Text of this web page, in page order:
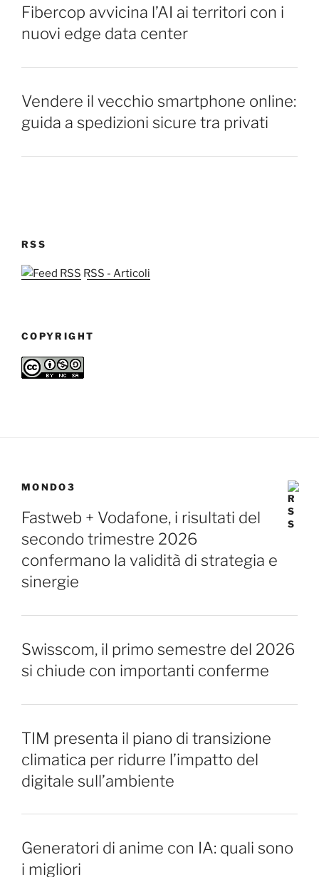
Fibercop avvicina l’AI ai territori con i
nuovi edge data center
Vendere il vecchio smartphone online:
guida a spedizioni sicure tra privati
RSS
RSS - Articoli
COPYRIGHT
MONDO3
Fastweb + Vodafone, i risultati del
secondo trimestre 2026
confermano la validità di strategia e
sinergie
Swisscom, il primo semestre del 2026
si chiude con importanti conferme
TIM presenta il piano di transizione
climatica per ridurre l’impatto del
digitale sull’ambiente
Generatori di anime con IA: quali sono
i migliori